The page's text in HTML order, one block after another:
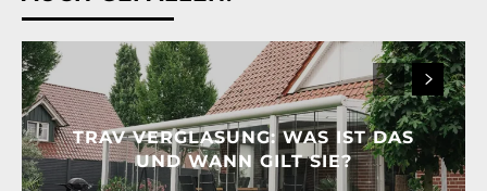
TRAV VERGLASUNG: WAS IST DAS
UND WANN GILT SIE?